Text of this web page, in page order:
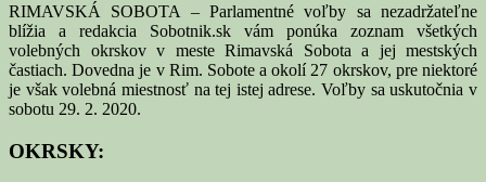
RIMAVSKÁ SOBOTA – Parlamentné voľby sa nezadržateľne
blížia a redakcia Sobotnik.sk vám ponúka zoznam všetkých
volebných okrskov v meste Rimavská Sobota a jej mestských
častiach. Dovedna je v Rim. Sobote a okolí 27 okrskov, pre niektoré
je však volebná miestnosť na tej istej adrese. Voľby sa uskutočnia v
sobotu 29. 2. 2020.
OKRSKY: